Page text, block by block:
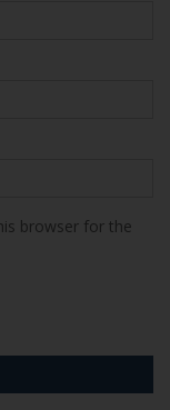
browser for the